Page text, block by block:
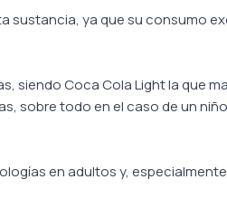
sustancia, ya que su consumo
siendo Coca Cola Light la que
sobre todo en el caso de un
en adultos y,